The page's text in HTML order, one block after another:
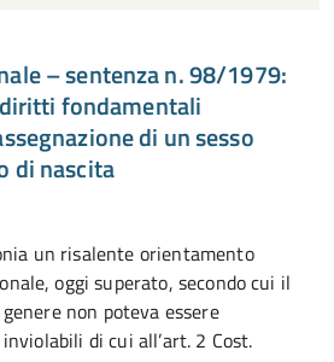
– sentenza n. 98/1979:
fondamentali
di un sesso
di nascita
un risalente orientamento
oggi superato, secondo cui il
non poteva essere
di cui all’art. 2 Cost.